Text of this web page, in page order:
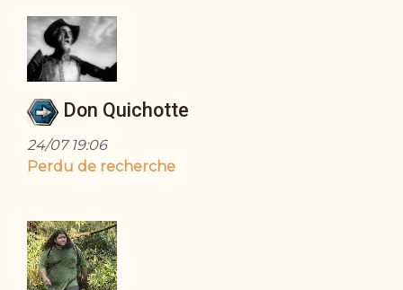
Don Quichotte
24/07 19:06
Perdu de recherche